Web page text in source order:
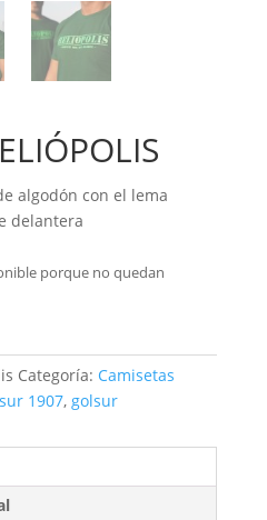
algodón con el lema
delantera
porque no quedan
Categoría: Camisetas
1907, golsur